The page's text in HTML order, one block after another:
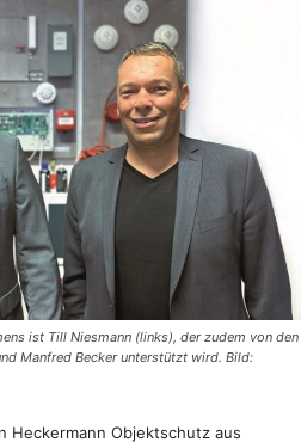
ist Till Niesmann (links), der zudem von den
Manfred Becker unterstützt wird. Bild:
Heckermann Objektschutz aus